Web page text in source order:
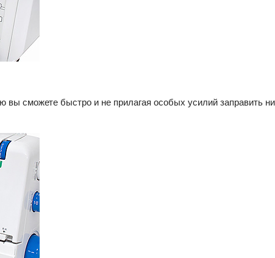
вы сможете быстро и не прилагая особых усилий заправить